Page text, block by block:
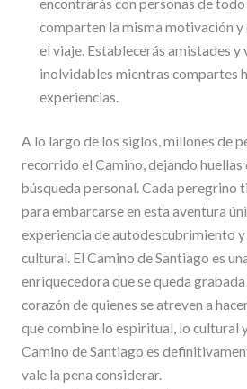
encontrarás con personas de
comparten la misma motivación
el viaje. Establecerás amistades
inolvidables mientras compartes
experiencias.
A lo largo de los siglos, millones de
recorrido el Camino, dejando huellas
búsqueda personal. Cada peregrino
para embarcarse en esta aventura
experiencia de autodescubrimiento
cultural. El Camino de Santiago es
enriquecedora que se queda
corazón de quienes se atreven a
que combine lo espiritual, lo cultural
Camino de Santiago es
vale la pena considerar.